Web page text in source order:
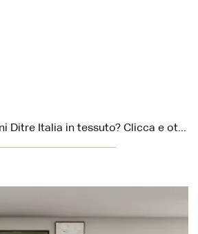
Cerchi salotti e divani Ditre Italia in tessuto? Clicca e ottieni informazioni sul modello On Line Plain per spazi moderni.